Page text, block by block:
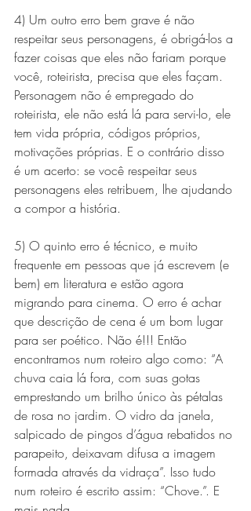
4) Um outro erro bem grave é não
respeitar seus personagens, é obrigá-los a
fazer coisas que eles não fariam porque
você, roteirista, precisa que eles façam.
Personagem não é empregado do
roteirista, ele não está lá para servi-lo, ele
tem vida própria, códigos próprios,
motivações próprias. E o contrário disso
é um acerto: se você respeitar seus
personagens eles retribuem, lhe ajudando
a compor a história.
5) O quinto erro é técnico, e muito
frequente em pessoas que já escrevem (e
bem) em literatura e estão agora
migrando para cinema. O erro é achar
que descrição de cena é um bom lugar
para ser poético. Não é!!! Então
encontramos num roteiro algo como: “A
chuva caia lá fora, com suas gotas
emprestando um brilho único às pétalas
de rosa no jardim. O vidro da janela,
salpicado de pingos d’água rebatidos no
parapeito, deixavam difusa a imagem
formada através da vidraça”. Isso tudo
num roteiro é escrito assim: “Chove.”. E